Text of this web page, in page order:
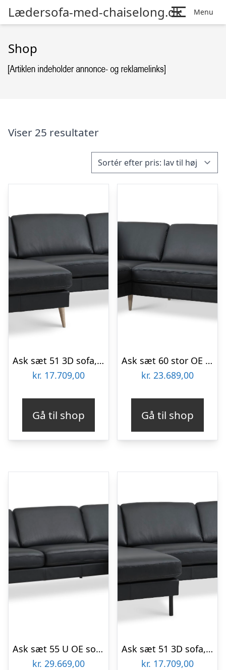
Lædersofa-med-chaiselong.dk Menu
Shop
Viser 25 resultater
Ask sæt 51 3D sofa, m. chaiselong – sort semianilin læder og natur træ.
kr. 17.709,00
Gå til shop
Ask sæt 60 stor OE sofa, m. venstre chaiselong – sort semianilin læder og natur træ
kr. 23.689,00
Gå til shop
Ask sæt 55 U OE sofa, m. højre chaiselong – sort semianilin læder og sort metal
kr. 29.669,00
Ask sæt 51 3D sofa, m. chaiselong – sort semianilin læder og sort metal
kr. 17.709,00